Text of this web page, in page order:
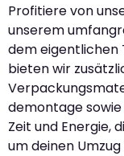
Profitiere von
unserem
dem eigentlichen
bieten wir
demontage sowie
Zeit und Energie,
um deinen